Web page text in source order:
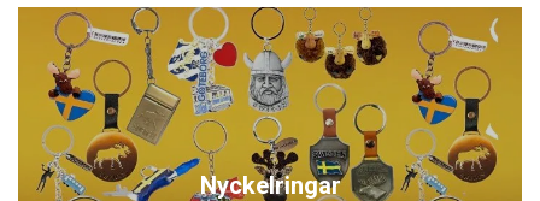
Nyckelringar